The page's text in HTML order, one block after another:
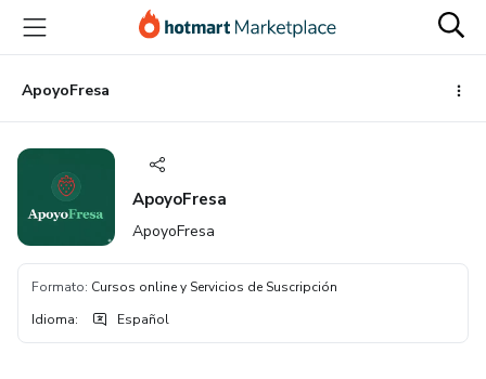
principal
página
de
página
ApoyoFresa
ApoyoFresa
ApoyoFresa
Formato: Cursos online y Servicios de Suscripción
Idioma: Español